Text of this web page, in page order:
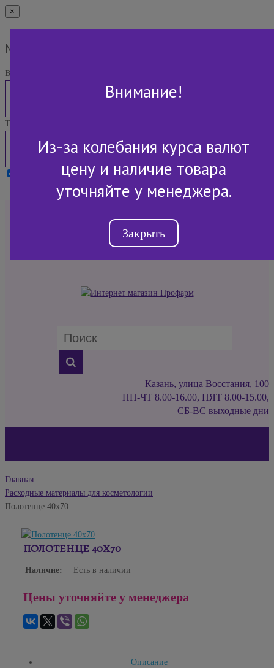
×
Мы Вам перезвоним
Ваше имя:
Телефон:
Я принимаю условия Политики конфиденциальности
+7 (843) 2-507-607
Казань, улица Восстания, 100
ПН-ЧТ 8.00-16.00, ПЯТ 8.00-15.00,
СБ-ВС выходные дни
Главная
Расходные материалы для косметологии
Полотенце 40х70
ПОЛОТЕНЦЕ 40Х70
Наличие: Есть в наличии
Цены уточняйте у менеджера
Описание
Внимание!
Из-за колебания курса валют
цену и наличие товара
уточняйте у менеджера.
Закрыть